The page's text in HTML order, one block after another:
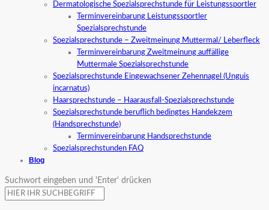
Dermatologische Spezialsprechstunde für Leistungssportler
Terminvereinbarung Leistungssportler
Spezialsprechstunde
Spezialsprechstunde – Zweitmeinung Muttermal/ Leberfleck
Terminvereinbarung Zweitmeinung auffällige
Muttermale Spezialsprechstunde
Spezialsprechstunde Eingewachsener Zehennagel (Unguis
incarnatus)
Haarsprechstunde – Haarausfall-Spezialsprechstunde
Spezialsprechstunde beruflich bedingtes Handekzem
(Handsprechstunde)
Terminvereinbarung Handsprechstunde
Spezialsprechstunden FAQ
Blog
Suchwort eingeben und 'Enter' drücken